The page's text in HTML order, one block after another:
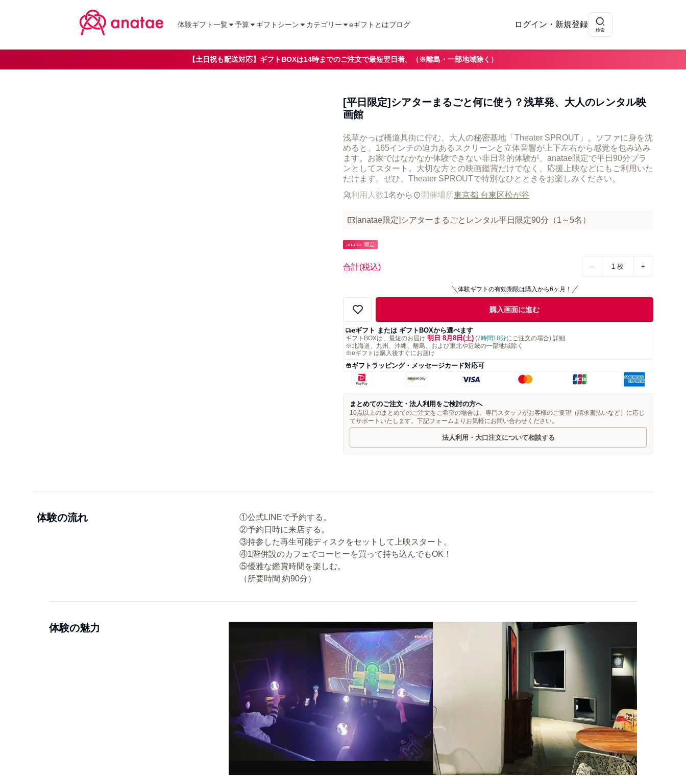
体験ギフト一覧 予算 ギフトシーン カテゴリー eギフトとはブログ ログイン・新規登録
検索
【土日祝も配送対応】ギフトBOXは14時までのご注文で最短翌日着。（※離島・一部地域除く）
[平日限定]シアターまるごと何に使う？浅草発、大人のレンタル映
画館
浅草かっぱ橋道具街に佇む、大人の秘密基地「Theater SPROUT」。ソファに身を沈
めると、165インチの迫力あるスクリーンと立体音響が上下左右から感覚を包み込み
ます。お家ではなかなか体験できない非日常的体験が、anatae限定で平日90分プラ
ンとしてスタート。大切な方との映画鑑賞だけでなく、応援上映などにもご利用いた
だけます。ぜひ、Theater SPROUTで特別なひとときをお楽しみください。
利用人数1名から 開催場所東京都 台東区松が谷
[anatae限定]シアターまるごとレンタル平日限定90分（1～5名）
anatae 限定
合計(税込) - 1 枚 +
体験ギフトの有効期限は購入から6ヶ月！
購入画面に進む
eギフト または ギフトBOXから選べます
ギフトBOXは、最短のお届け 明日 8月8日(土) (7時間18分にご注文の場合) 詳細
※北海道、九州、沖縄、離島、および東北や近畿の一部地域除く
※eギフトは購入後すぐにお届け
ギフトラッピング・メッセージカード対応可
まとめてのご注文・法人利用をご検討の方へ
10点以上のまとめてのご注文をご希望の場合は、専門スタッフがお客様のご要望（請求書払いなど）に応じ
てサポートいたします。下記フォームよりお気軽にお問い合わせください。
法人利用・大口注文について相談する
体験の流れ
①公式LINEで予約する。
②予約日時に来店する。
③持参した再生可能ディスクをセットして上映スタート。
④1階併設のカフェでコーヒーを買って持ち込んでもOK！
⑤優雅な鑑賞時間を楽しむ。
（所要時間 約90分）
体験の魅力